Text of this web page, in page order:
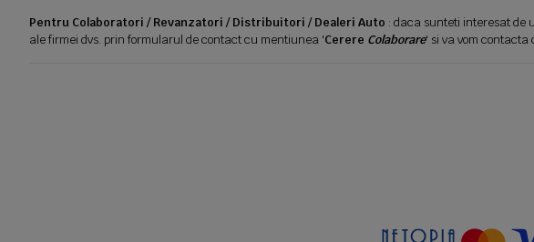
Pentru Colaboratori / Revanzatori / Distribuitori / Dealeri Auto : daca sunteti interesat de
ale firmei dvs. prin formularul de contact cu mentiunea 'Cerere Colaborare' si va vom contacta